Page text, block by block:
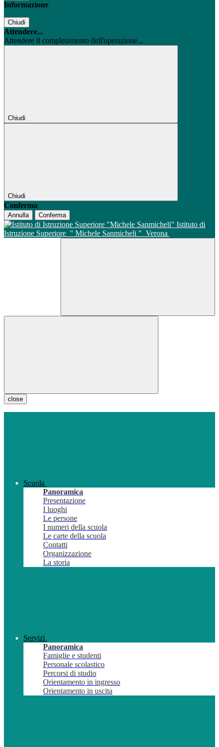
Informazione
Chiudi
Attendere...
Attendere il completamento dell'operazione...
Chiudi
Chiudi
Conferma
Annulla Conferma
Istituto di
Istruzione Superiore " Michele Sanmicheli " Verona
close
Scuola
Panoramica
Presentazione
I luoghi
Le persone
I numeri della scuola
Le carte della scuola
Contatti
Organizzazione
La storia
Servizi
Panoramica
Famiglie e studenti
Personale scolastico
Percorsi di studio
Orientamento in ingresso
Orientamento in uscita